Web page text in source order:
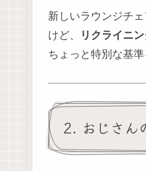
新しいラウンジチ
けど、
リクライニ
ちょっと特別な基
2. おじさん